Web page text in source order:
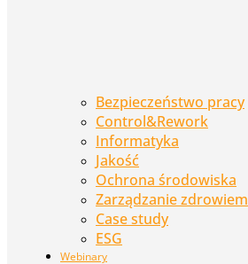
Bezpieczeństwo pracy
Control&Rework
Informatyka
Jakość
Ochrona środowiska
Zarządzanie zdrowiem
Case study
ESG
Webinary